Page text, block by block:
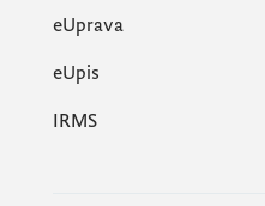
eUprava
еUpis
IRMS